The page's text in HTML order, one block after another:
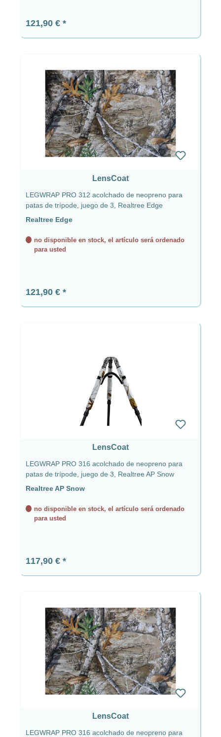
Precio normal:
121,90 €
LensCoat
LEGWRAP PRO 312 acolchado de neopreno para
patas de trípode, juego de 3, Realtree Edge
Realtree Edge
no disponible en stock, el artículo será ordenado
para usted
Precio normal:
121,90 €
LensCoat
LEGWRAP PRO 316 acolchado de neopreno para
patas de trípode, juego de 3, Realtree AP Snow
Realtree AP Snow
no disponible en stock, el artículo será ordenado
para usted
Precio normal:
117,90 €
LensCoat
LEGWRAP PRO 316 acolchado de neopreno para